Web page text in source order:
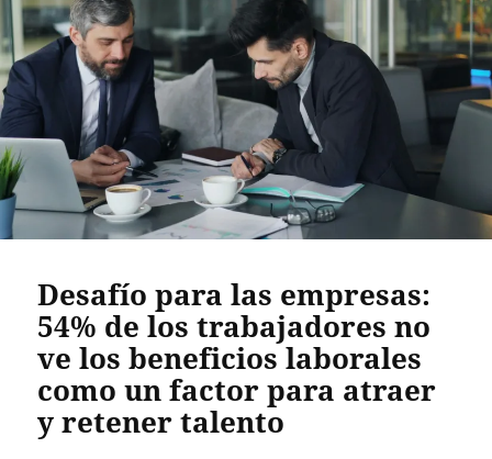
Desafío para las empresas:
54% de los trabajadores no
ve los beneficios laborales
como un factor para atraer
y retener talento